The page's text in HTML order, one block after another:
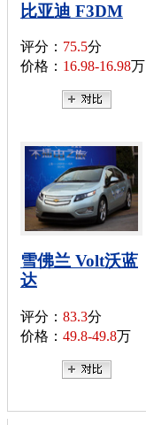
比亚迪 F3DM
评分： 75.5分
价格： 16.98-16.98万
雪佛兰 Volt沃蓝
达
评分： 83.3分
价格： 49.8-49.8万